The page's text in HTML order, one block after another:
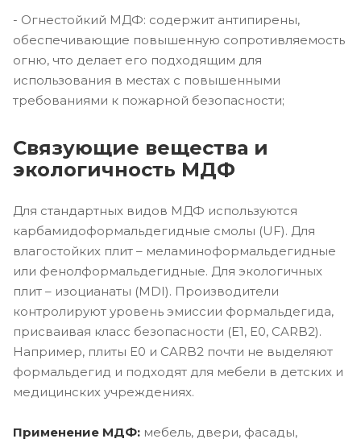
- Огнестойкий МДФ: содержит антипирены,
обеспечивающие повышенную сопротивляемость
огню, что делает его подходящим для
использования в местах с повышенными
требованиями к пожарной безопасности;
Связующие вещества и
экологичность МДФ
Для стандартных видов МДФ используются
карбамидоформальдегидные смолы (UF). Для
влагостойких плит – меламиноформальдегидные
или фенолформальдегидные. Для экологичных
плит – изоцианаты (MDI). Производители
контролируют уровень эмиссии формальдегида,
присваивая класс безопасности (E1, E0, CARB2).
Например, плиты E0 и CARB2 почти не выделяют
формальдегид и подходят для мебели в детских и
медицинских учреждениях.
Применение МДФ: мебель, двери, фасады,